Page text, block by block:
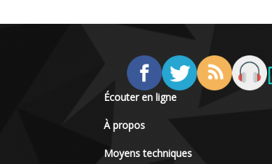
Écouter en ligne
À propos
Moyens techniques